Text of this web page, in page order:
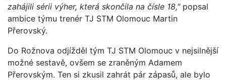
zahájili sérii výher, která skončila na čísle 18,"popsal
ambice týmu trenér TJ STM Olomouc Martin
Přerovský.
Do Rožnova odjížděl tým TJ STM Olomouc v nejsilnější
možné sestavě, ovšem se zraněným Adamem
Přerovským. Ten si zkusil zahrát pár zápasů, ale bylo